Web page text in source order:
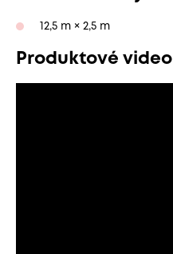
12,5 m × 2,5 m
Produktové video